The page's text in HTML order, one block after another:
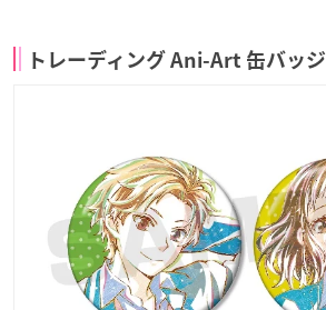
トレーディング Ani-Art 缶バッジ